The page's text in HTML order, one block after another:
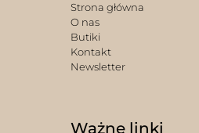
Strona główna
O nas
Butiki
Kontakt
Newsletter
Ważne linki